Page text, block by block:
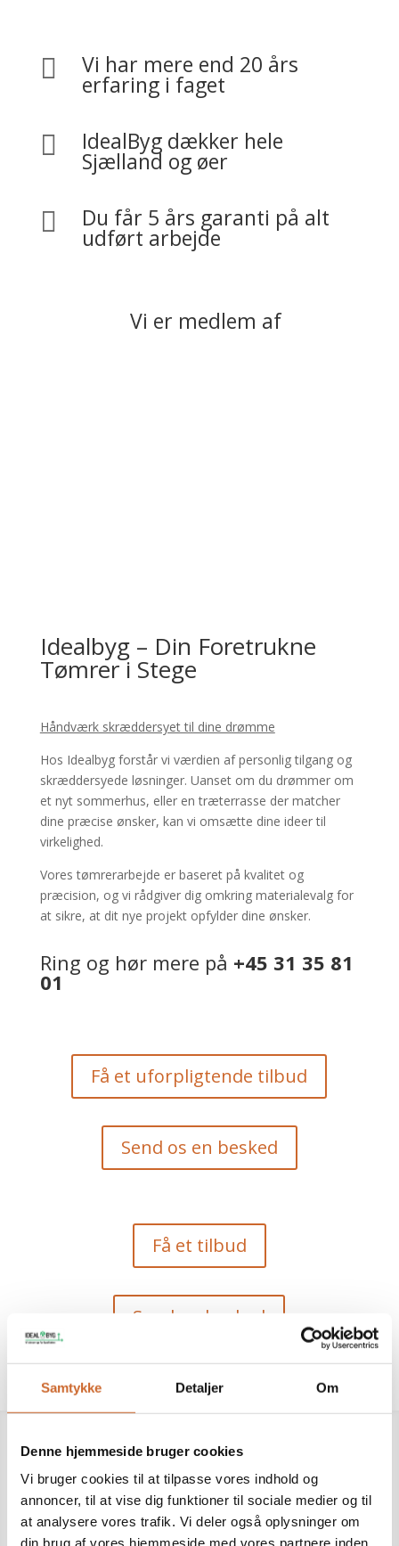
Samtykke Detaljer Om
Denne hjemmeside bruger cookies
Vi bruger cookies til at tilpasse vores indhold og
annoncer, til at vise dig funktioner til sociale medier og til
at analysere vores trafik. Vi deler også oplysninger om
din brug af vores hjemmeside med vores partnere inden
 Vi har mere end 20 års
erfaring i faget
 IdealByg dækker hele
Sjælland og øer
 Du får 5 års garanti på alt
udført arbejde
Vi er medlem af
Idealbyg – Din Foretrukne
Tømrer i Stege
Håndværk skræddersyet til dine drømme
Hos Idealbyg forstår vi værdien af personlig tilgang og
skræddersyede løsninger. Uanset om du drømmer om
et nyt sommerhus, eller en træterrasse der matcher
dine præcise ønsker, kan vi omsætte dine ideer til
virkelighed.
Vores tømrerarbejde er baseret på kvalitet og
præcision, og vi rådgiver dig omkring materialevalg for
at sikre, at dit nye projekt opfylder dine ønsker.
Ring og hør mere på +45 31 35 81
01
Få et uforpligtende tilbud
Send os en besked
Få et tilbud
Send en besked
Forvandl dit hjem med en
renovering